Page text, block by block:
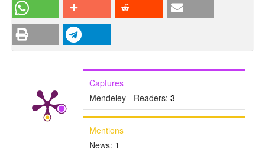
Captures
Mendeley - Readers: 3
Mentions
News: 1